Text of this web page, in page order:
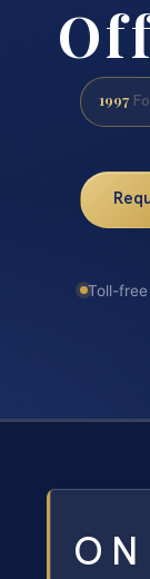
1997
Toll-free